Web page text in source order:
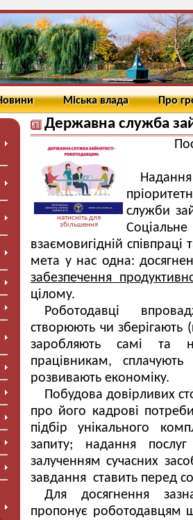
Міська влада Про
Державна служба
натисніть для
збільшення
служби
взаємовигідній співпраці
мета у нас одна:
забезпечення
цілому.
Роботодавці
створюють чи
заробляють самі та
працівникам,
розвивають економіку.
Побудова довірливих
про його кадрові
підбір унікального
запиту; надання
залученням сучасних
завдання ставить перед
Для досягнення
пропонує роботодавцям